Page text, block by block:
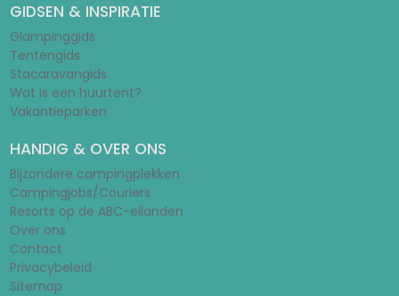
GIDSEN & INSPIRATIE
Glampinggids
Tentengids
Stacaravangids
Wat is een huurtent?
Vakantieparken
HANDIG & OVER ONS
Bijzondere campingplekken
Campingjobs/Couriers
Resorts op de ABC-eilanden
Over ons
Contact
Privacybeleid
Sitemap